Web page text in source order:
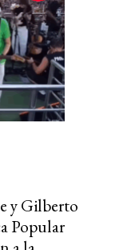
y Gilberto
Popular